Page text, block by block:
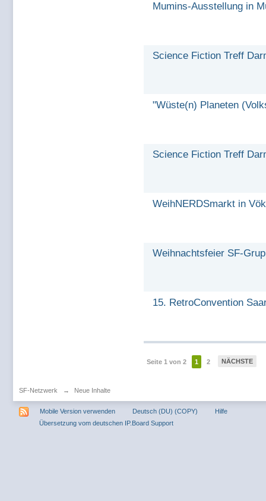
Mumins-Ausstellung in
Science Fiction Treff
"Wüste(n) Planeten
Science Fiction Treff
WeihNERDSmarkt in
Weihnachtsfeier SF-
15. RetroConvention
Seite 1 von 2 1 2 NÄCHSTE
SF-Netzwerk → Neue Inhalte
Mobile Version verwenden Deutsch (DU) (COPY)
Hilfe
Übersetzung vom deutschen IP.Board Support